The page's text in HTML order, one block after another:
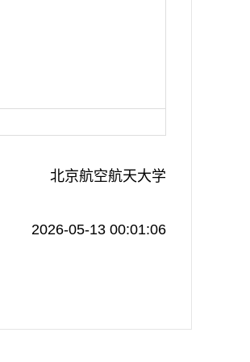
北京航空航天大学
2026-05-13 00:01:06